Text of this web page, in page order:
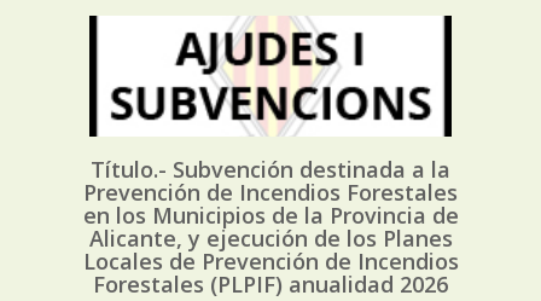
Título.- Subvención destinada a la
Prevención de Incendios Forestales
en los Municipios de la Provincia de
Alicante, y ejecución de los Planes
Locales de Prevención de Incendios
Forestales (PLPIF) anualidad 2026